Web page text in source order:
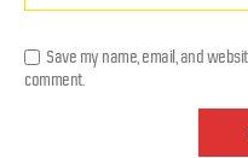
Save my name, email, and
comment.